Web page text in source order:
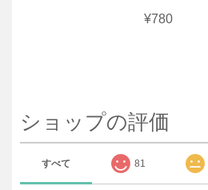
¥780
ショップの評価
すべて 81